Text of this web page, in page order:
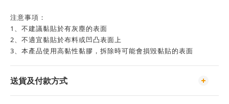
注意事項：
1、不建議黏貼於有灰塵的表面
2、不適宜黏貼於布料或凹凸表面上
3、本產品使用高黏性黏膠，拆除時可能會損毀黏貼的表面
送貨及付款方式